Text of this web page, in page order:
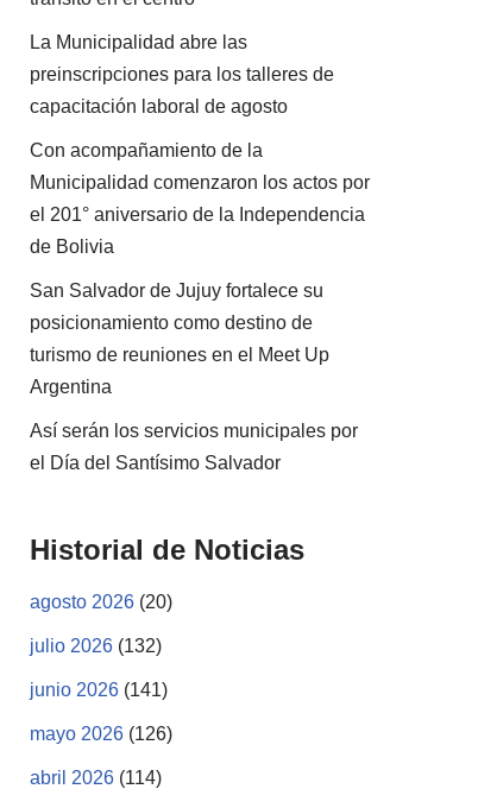
La Municipalidad abre las
preinscripciones para los talleres de
capacitación laboral de agosto
Con acompañamiento de la
Municipalidad comenzaron los actos por
el 201° aniversario de la Independencia
de Bolivia
San Salvador de Jujuy fortalece su
posicionamiento como destino de
turismo de reuniones en el Meet Up
Argentina
Así serán los servicios municipales por
el Día del Santísimo Salvador
Historial de Noticias
agosto 2026 (20)
julio 2026 (132)
junio 2026 (141)
mayo 2026 (126)
abril 2026 (114)